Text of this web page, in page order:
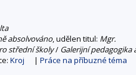
absolvováno, udělen titul: Mgr.
střední školy/ Galerijní
Kroj | Práce na příbuzné téma